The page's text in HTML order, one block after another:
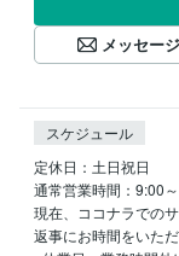
メッセー
スケジュール
定休日：土日祝日
通常営業時間：9:00
現在、ココナラでの
返事にお時間をいた